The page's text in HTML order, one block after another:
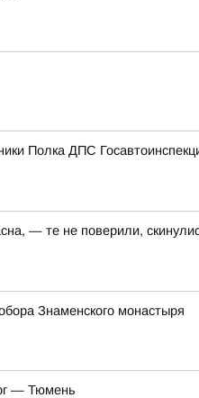
Полка ДПС
— те не поверили,
Знаменского монастыря
— Тюмень